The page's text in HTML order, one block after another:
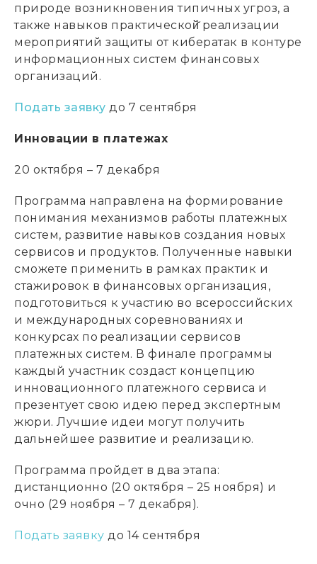
природе возникновения типичных угроз, а
также навыков практической̆ реализации
мероприятий защиты от кибератак в контуре
информационных систем финансовых
организаций.
Подать заявку до 7 сентября
Инновации в платежах
20 октября – 7 декабря
Программа направлена на формирование
понимания механизмов работы платежных
систем, развитие навыков создания новых
сервисов и продуктов. Полученные навыки
сможете применить в рамках практик и
стажировок в финансовых организация,
подготовиться к участию во всероссийских
и международных соревнованиях и
конкурсах по реализации сервисов
платежных систем. В финале программы
каждый участник создаст концепцию
инновационного платежного сервиса и
презентует свою идею перед экспертным
жюри. Лучшие идеи могут получить
дальнейшее развитие и реализацию.
Программа пройдет в два этапа:
дистанционно (20 октября – 25 ноября) и
очно (29 ноября – 7 декабря).
Подать заявку до 14 сентября